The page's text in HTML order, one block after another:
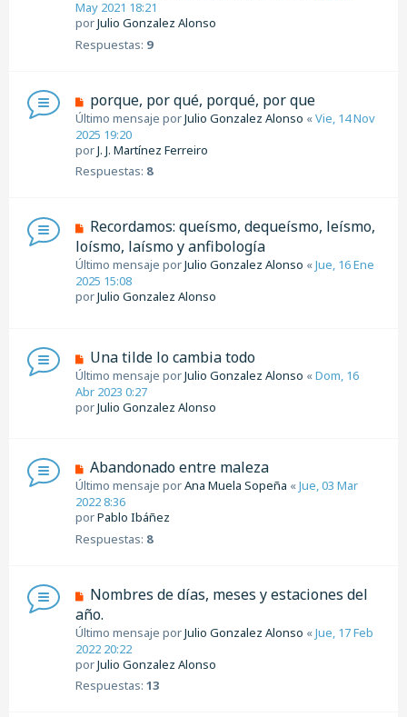
May 2021 18:21
porJulio Gonzalez Alonso
Respuestas: 9
porque, por qué, porqué, por que
Último mensaje porJulio Gonzalez Alonso «Vie, 14 Nov
2025 19:20
porJ. J. Martínez Ferreiro
Respuestas: 8
Recordamos: queísmo, dequeísmo, leísmo,
loísmo, laísmo y anfibología
Último mensaje porJulio Gonzalez Alonso «Jue, 16 Ene
2025 15:08
porJulio Gonzalez Alonso
Una tilde lo cambia todo
Último mensaje porJulio Gonzalez Alonso «Dom, 16
Abr 2023 0:27
porJulio Gonzalez Alonso
Abandonado entre maleza
Último mensaje porAna Muela Sopeña «Jue, 03 Mar
2022 8:36
porPablo Ibáñez
Respuestas: 8
Nombres de días, meses y estaciones del
año.
Último mensaje porJulio Gonzalez Alonso «Jue, 17 Feb
2022 20:22
porJulio Gonzalez Alonso
Respuestas: 13